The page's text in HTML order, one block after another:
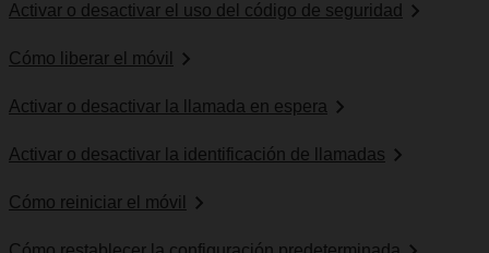
Activar o desactivar el uso del código de seguridad
Cómo liberar el móvil
Activar o desactivar la llamada en espera
Activar o desactivar la identificación de llamadas
Cómo reiniciar el móvil